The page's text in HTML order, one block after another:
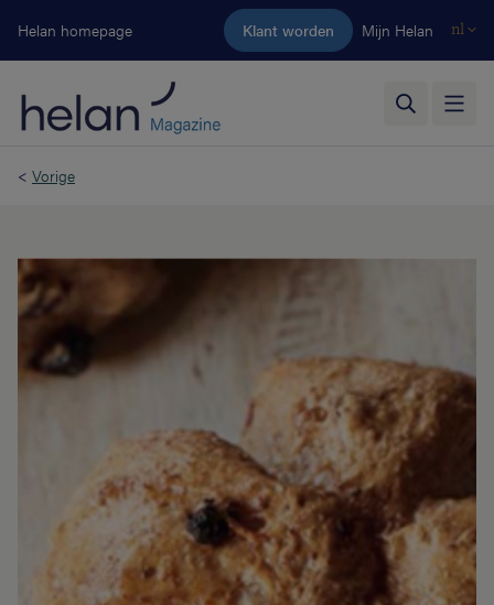
Ga naar de hoofdinhoud
Helan homepage Klant worden Mijn Helan nl
< Vorige